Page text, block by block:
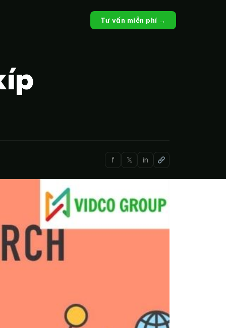
Tư vấn miễn phí →
f 𝕏 in